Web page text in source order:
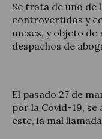
Se trata de uno de
controvertidos y
meses, y objeto de
despachos de
El pasado 27 de
por la Covid-19,
este, la mal